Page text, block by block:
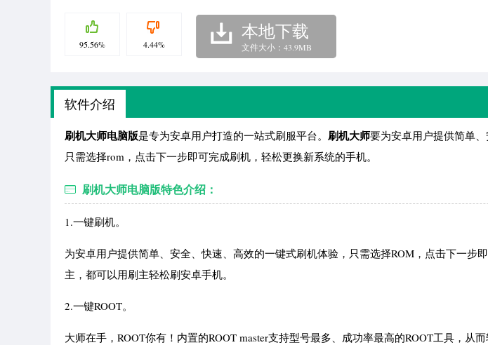
95.56% 4.44%
本地下载
文件大小：43.9MB
软件介绍
刷机大师电脑版是专为安卓用户打造的一站式刷服平台。 刷机大师要为安卓用户提供简单
只需选择rom，点击下一步即可完成刷机，轻松更换新系统的手机。
刷机大师电脑版特色介绍：
1.一键刷机。
为安卓用户提供简单、安全、快速、高效的一键式刷机体验，只需选择ROM，点击下一步
主，都可以用刷主轻松刷安卓手机。
2.一键ROOT。
大师在手，ROOT你有！内置的ROOT master支持型号最多、成功率最高的ROOT工具，从而